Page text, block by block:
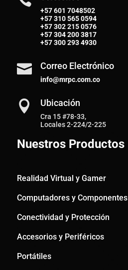
+57 601 7048502
+57310 565 0594
+57302 215 0576
+57304 200 3817
+57300 293 4930
 Correo Electrónico
info@mrpc.com.co
 Ubicación
Cra 15 #78-33,
Locales 2-224/2-225
Nuestros Productos
Realidad Virtual y Gamer
Computadores y Componentes
Conectividad y Protección
Accesorios y Periféricos
Portátiles